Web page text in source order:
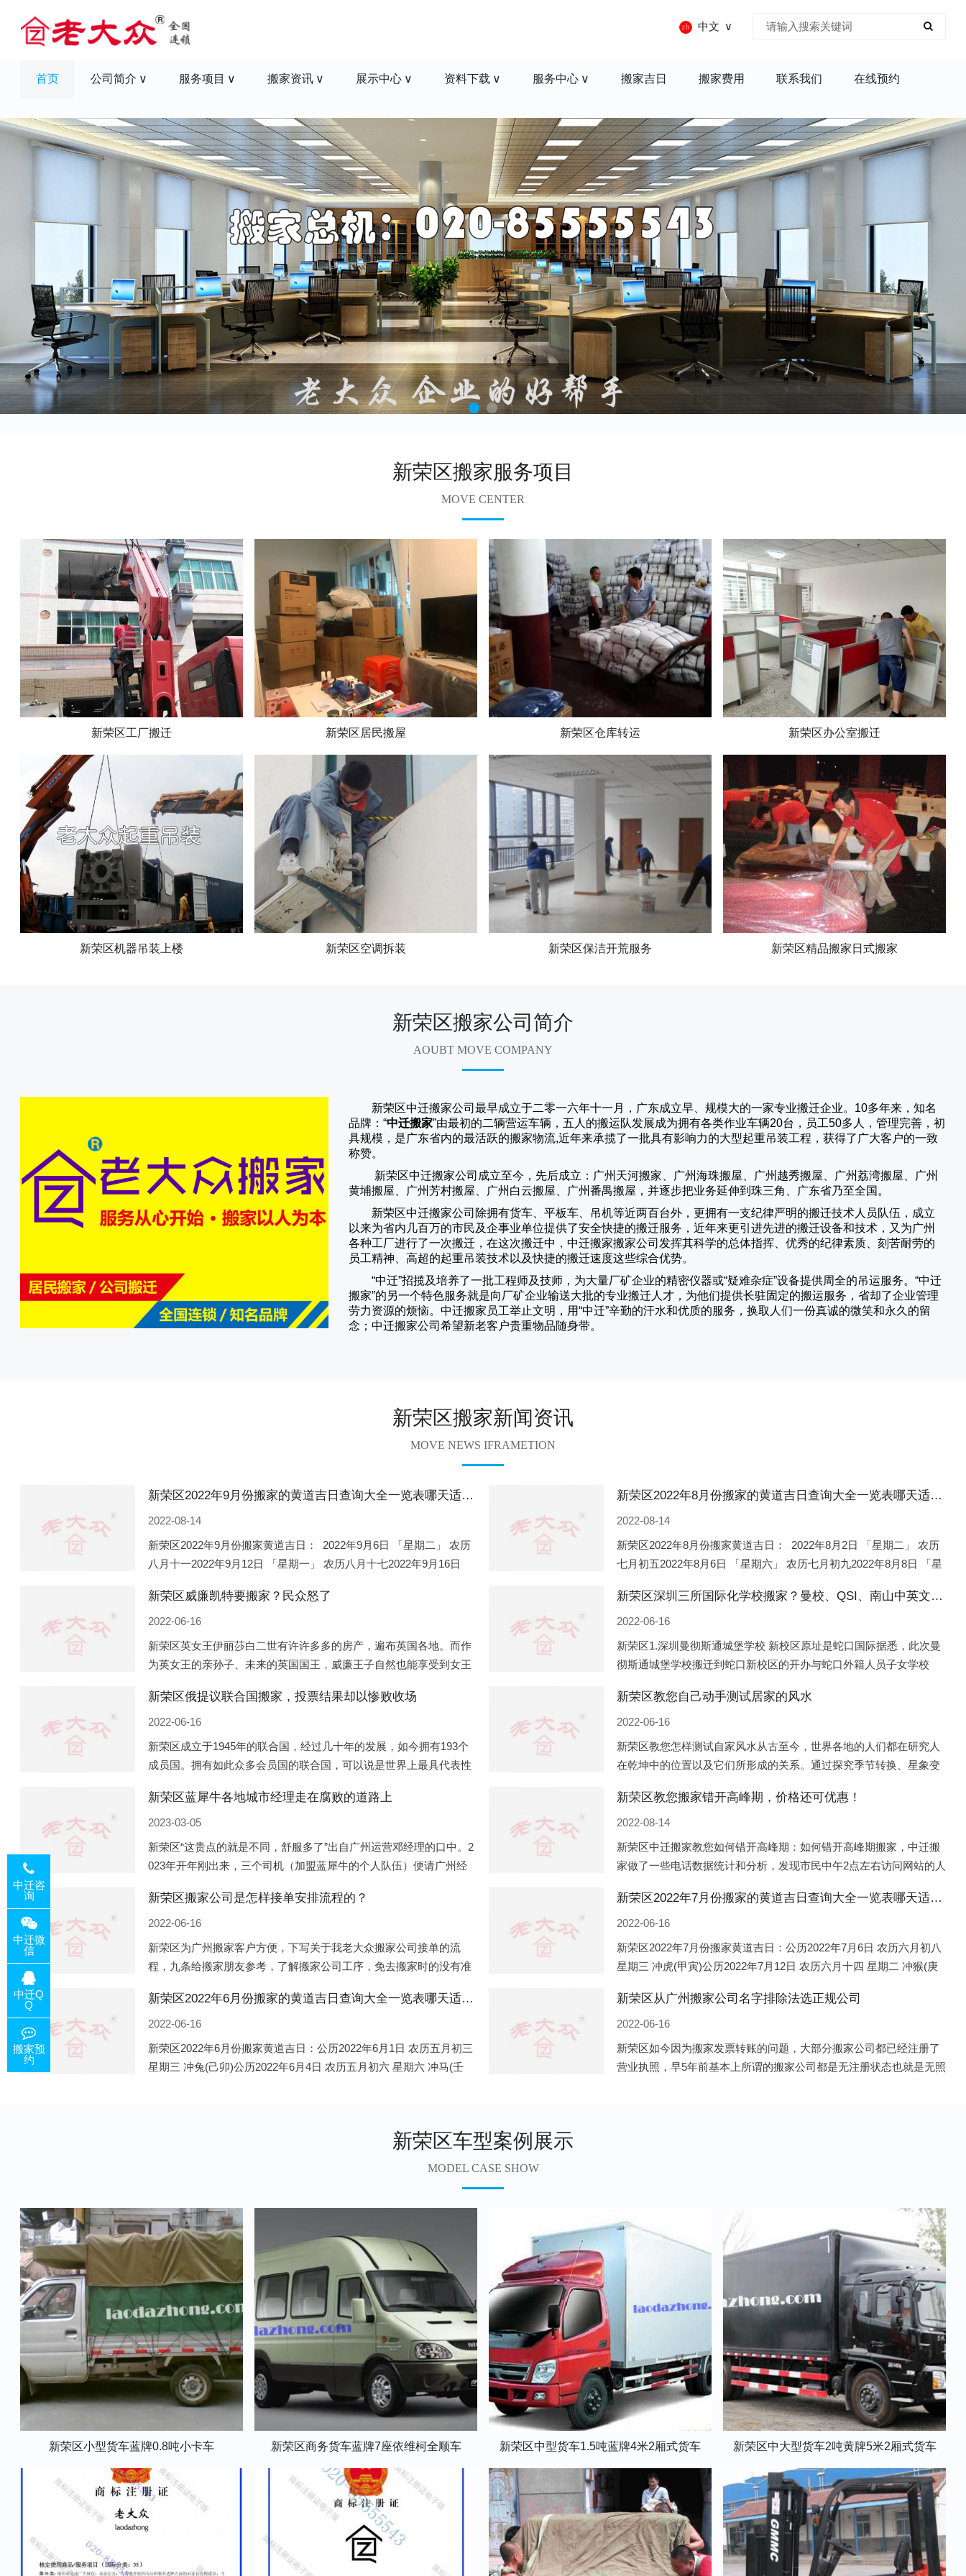
中文
首页 公司简介 服务项目 搬家资讯 展示中心 资料下载 服务中心 搬家吉日 搬家费用 联系我们 在线预约
新荣区搬家服务项目
MOVE CENTER
新荣区工厂搬迁 新荣区居民搬屋 新荣区仓库转运 新荣区办公室搬迁
新荣区机器吊装上楼 新荣区空调拆装 新荣区保洁开荒服务 新荣区精品搬家日式搬家
新荣区搬家公司简介
AOUBT MOVE COMPANY
新荣区中迁搬家公司最早成立于二零一六年十一月，广东成立早、规模大的一家专业搬迁企业。10多年来，知名
品牌：“中迁搬家”由最初的二辆营运车辆，五人的搬运队发展成为拥有各类作业车辆20台，员工50多人，管理完善，初
具规模，是广东省内的最活跃的搬家物流,近年来承揽了一批具有影响力的大型起重吊装工程，获得了广大客户的一致
称赞。
新荣区中迁搬家公司成立至今，先后成立：广州天河搬家、广州海珠搬屋、广州越秀搬屋、广州荔湾搬屋、广州
黄埔搬屋、广州芳村搬屋、广州白云搬屋、广州番禺搬屋，并逐步把业务延伸到珠三角、广东省乃至全国。
新荣区中迁搬家公司除拥有货车、平板车、吊机等近两百台外，更拥有一支纪律严明的搬迁技术人员队伍，成立
以来为省内几百万的市民及企事业单位提供了安全快捷的搬迁服务，近年来更引进先进的搬迁设备和技术，又为广州
各种工厂进行了一次搬迁，在这次搬迁中，中迁搬家搬家公司发挥其科学的总体指挥、优秀的纪律素质、刻苦耐劳的
员工精神、高超的起重吊装技术以及快捷的搬迁速度这些综合优势。
“中迁”招揽及培养了一批工程师及技师，为大量厂矿企业的精密仪器或“疑难杂症”设备提供周全的吊运服务。“中迁
搬家”的另一个特色服务就是向厂矿企业输送大批的专业搬迁人才，为他们提供长驻固定的搬运服务，省却了企业管理
劳力资源的烦恼。中迁搬家员工举止文明，用“中迁”辛勤的汗水和优质的服务，换取人们一份真诚的微笑和永久的留
念；中迁搬家公司希望新老客户贵重物品随身带。
新荣区搬家新闻资讯
MOVE NEWS IFRAMETION
新荣区2022年9月份搬家的黄道吉日查询大全一览表哪天适合搬家好日子
2022-08-14
新荣区2022年9月份搬家黄道吉日： 2022年9月6日 「星期二」 农历
八月十一2022年9月12日 「星期一」 农历八月十七2022年9月16日
新荣区2022年8月份搬家的黄道吉日查询大全一览表哪天适合搬家好日子
2022-08-14
新荣区2022年8月份搬家黄道吉日： 2022年8月2日 「星期二」 农历
七月初五2022年8月6日 「星期六」 农历七月初九2022年8月8日 「星
新荣区威廉凯特要搬家？民众怒了
2022-06-16
新荣区英女王伊丽莎白二世有许许多多的房产，遍布英国各地。而作
为英女王的亲孙子、未来的英国国王，威廉王子自然也能享受到女王
是位于伦敦的肯辛顿宫，一处
新荣区深圳三所国际化学校搬家？曼校、QSI、南山中英文搬走了
2022-06-16
新荣区1.深圳曼彻斯通城堡学校 新校区原址是蛇口国际据悉，此次曼
彻斯通城堡学校搬迁到蛇口新校区的开办与蛇口外籍人员子女学校
正式并入蛇口外籍
新荣区俄提议联合国搬家，投票结果却以惨败收场
2022-06-16
新荣区成立于1945年的联合国，经过几十年的发展，如今拥有193个
成员国。拥有如此众多会员国的联合国，可以说是世界上最具代表性
以美国为首的西方国家
新荣区教您自己动手测试居家的风水
2022-06-16
新荣区教您怎样测试自家风水从古至今，世界各地的人们都在研究人
在乾坤中的位置以及它们所形成的关系。通过探究季节转换、星象变
同住宅中的人，其一生中的财
新荣区蓝犀牛各地城市经理走在腐败的道路上
2023-03-05
新荣区“这贵点的就是不同，舒服多了”出自广州运营邓经理的口中。2
023年开年刚出来，三个司机（加盟蓝犀牛的个人队伍）便请广州经
平摊费用，燃鹅这样的
新荣区教您搬家错开高峰期，价格还可优惠！
2022-08-14
新荣区中迁搬家教您如何错开高峰期：如何错开高峰期搬家，中迁搬
家做了一些电话数据统计和分析，发现市民中午2点左右访问网站的人
最多的，网上QQ微
新荣区搬家公司是怎样接单安排流程的？
2022-06-16
新荣区为广州搬家客户方便，下写关于我老大众搬家公司接单的流
程，九条给搬家朋友参考，了解搬家公司工序，免去搬家时的没有准
电话咨询，初步了解客户搬 家
新荣区2022年7月份搬家的黄道吉日查询大全一览表哪天适合搬家好日子
2022-06-16
新荣区2022年7月份搬家黄道吉日：公历2022年7月6日 农历六月初八
星期三 冲虎(甲寅)公历2022年7月12日 农历六月十四 星期二 冲猴(庚
新荣区2022年6月份搬家的黄道吉日查询大全一览表哪天适合搬家好日子
2022-06-16
新荣区2022年6月份搬家黄道吉日：公历2022年6月1日 农历五月初三
星期三 冲兔(己卯)公历2022年6月4日 农历五月初六 星期六 冲马(壬
新荣区从广州搬家公司名字排除法选正规公司
2022-06-16
新荣区如今因为搬家发票转账的问题，大部分搬家公司都已经注册了
营业执照，早5年前基本上所谓的搬家公司都是无注册状态也就是无照
新荣区车型案例展示
MODEL CASE SHOW
新荣区小型货车蓝牌0.8吨小卡车 新荣区商务货车蓝牌7座依维柯全顺车 新荣区中型货车1.5吨蓝牌4米2厢式货车 新荣区中大型货车2吨黄牌5米2厢式货车
中迁咨
询
中迁微
信
中迁Q
Q
搬家预
约